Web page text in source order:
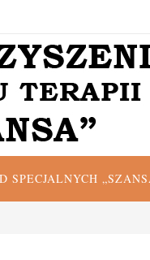
SPECJALNYCH